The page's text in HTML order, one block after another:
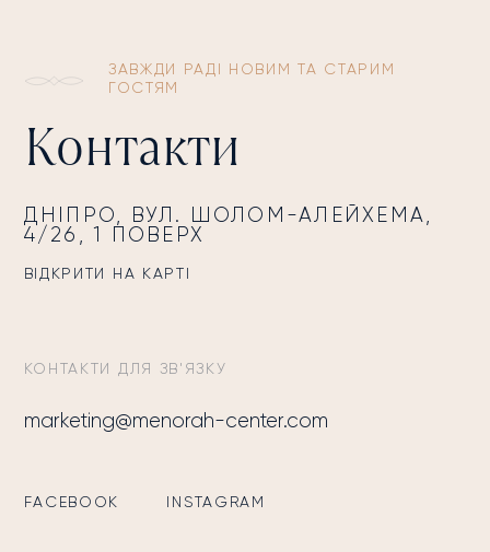
ЗАВЖДИ РАДІ НОВИМ ТА СТАРИМ
ГОСТЯМ
Контакти
ДНІПРО, ВУЛ. ШОЛОМ-АЛЕЙХЕМА,
4/26, 1 ПОВЕРХ
ВІДКРИТИ НА КАРТІ
КОНТАКТИ ДЛЯ ЗВ'ЯЗКУ
marketing@menorah-center.com
FACEBOOK INSTAGRAM